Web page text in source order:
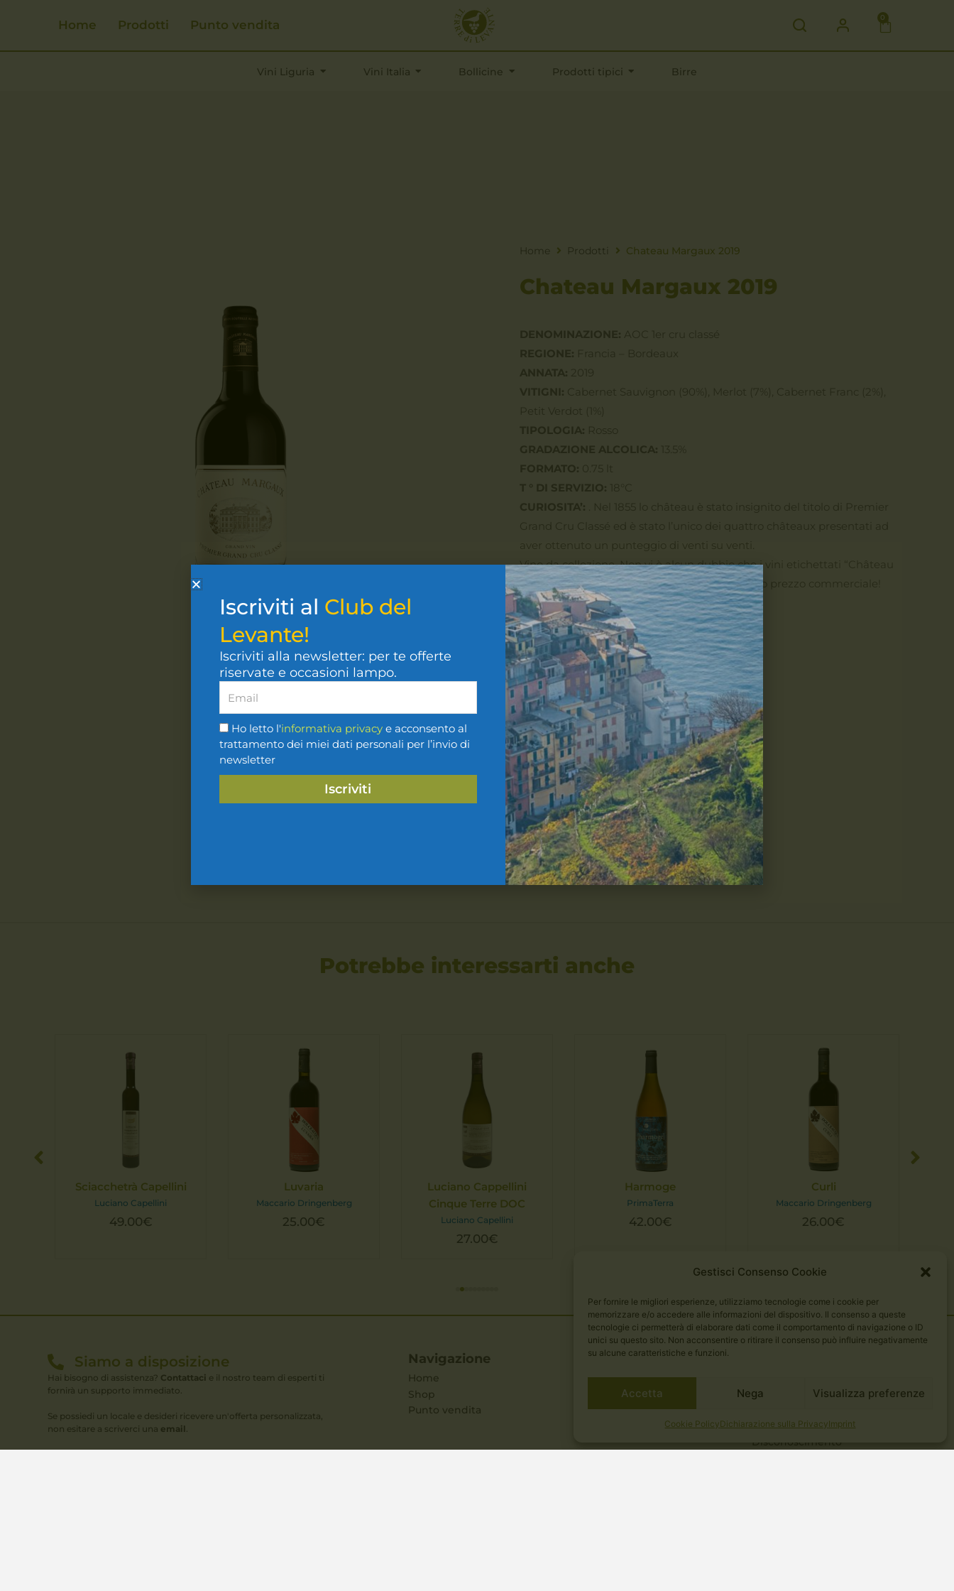
Gestisci Consenso Cookie
Per fornire le migliori esperienze, utilizziamo tecnologie come i cookie per
memorizzare e/o accedere alle informazioni del dispositivo. Il consenso a queste
tecnologie ci permetterà di elaborare dati come il comportamento di navigazione o ID
unici su questo sito. Non acconsentire o ritirare il consenso può influire negativamente
su alcune caratteristiche e funzioni.
Accetta Nega Visualizza preferenze
Cookie PolicyDichiarazione sulla PrivacyImprint
Home Prodotti Punto vendita
0
Vini Liguria Vini Italia Bollicine Prodotti tipici Birre
Home Prodotti Chateau Margaux 2019
Chateau Margaux 2019
Vino da collezione. Non vi è alcun dubbio che i vini etichettati “Château
Margaux” valgano molto più quello che è il loro prezzo commerciale!
Scheda produttore
900.00 €
Disponibilità: 1 disponibili (ordinabile)
AGGIUNGI AL CARRELLO
Potrebbe interessarti anche
Sciacchetrà Capellini
49.00€
Luciano Capellini
Luvaria
25.00€
Maccario Dringenberg
Luciano Cappellini
Cinque Terre DOC
27.00€
Luciano Capellini
Harmoge
42.00€
PrimaTerra
Curli
26.00€
Maccario Dringenberg
Siamo a disposizione
Hai bisogno di assistenza? Contattaci e il nostro team di esperti ti
fornirà un supporto immediato.
Se possiedi un locale e desideri ricevere un'offerta personalizzata,
non esitare a scriverci una email
Navigazione
Home
Shop
Punto vendita
Per i clienti
Area personale
Informativa sui cookie
Imprint
Disconoscimento
Sei maggiorenne?
Si
Iscriviti al Club del
Levante!
Iscriviti alla newsletter: per te offerte
riservate e occasioni lampo.
Ho letto l'informativa privacy e acconsento al
trattamento dei miei dati personali per l’invio di
newsletter
Iscriviti